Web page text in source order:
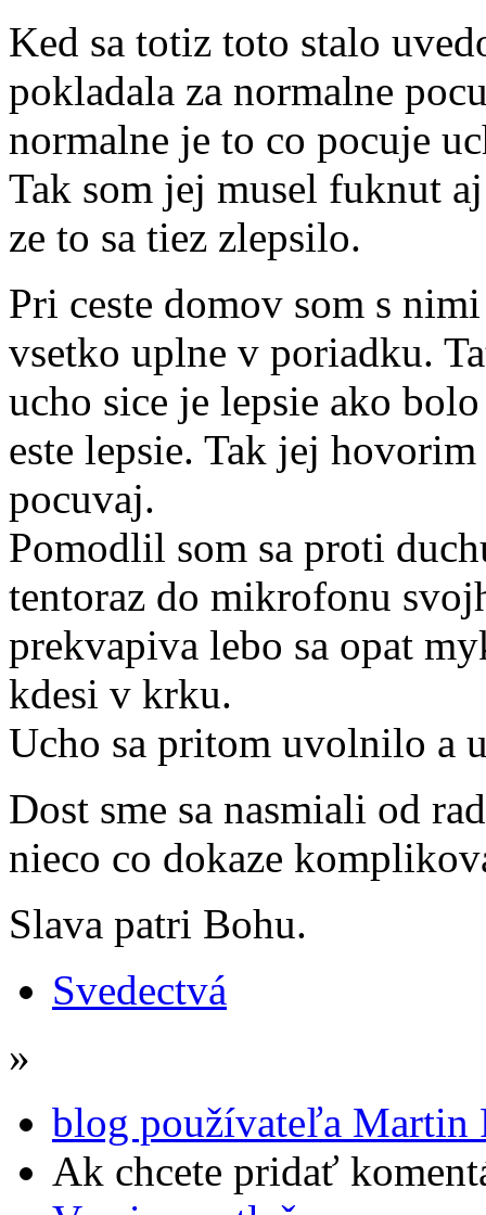
Ked sa totiz toto stalo
pokladala za normalne
normalne je to co pocuje
Tak som jej musel fuknut
ze to sa tiez zlepsilo.
Pri ceste domov som s
vsetko uplne v poriadku.
ucho sice je lepsie ako
este lepsie. Tak jej
pocuvaj.
Pomodlil som sa proti
tentoraz do mikrofonu
prekvapiva lebo sa opat
kdesi v krku.
Ucho sa pritom uvolnilo a
Dost sme sa nasmiali od
nieco co dokaze
Slava patri Bohu.
Svedectvá
»
blog používateľa Martin
Ak chcete pridať